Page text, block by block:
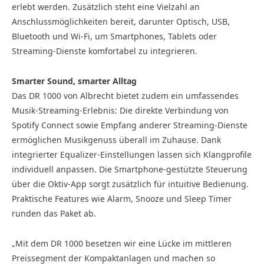
erlebt werden. Zusätzlich steht eine Vielzahl an
Anschlussmöglichkeiten bereit, darunter Optisch, USB,
Bluetooth und Wi-Fi, um Smartphones, Tablets oder
Streaming-Dienste komfortabel zu integrieren.
Smarter Sound, smarter Alltag
Das DR 1000 von Albrecht bietet zudem ein umfassendes
Musik-Streaming-Erlebnis: Die direkte Verbindung von
Spotify Connect sowie Empfang anderer Streaming-Dienste
ermöglichen Musikgenuss überall im Zuhause. Dank
integrierter Equalizer-Einstellungen lassen sich Klangprofile
individuell anpassen. Die Smartphone-gestützte Steuerung
über die Oktiv-App sorgt zusätzlich für intuitive Bedienung.
Praktische Features wie Alarm, Snooze und Sleep Timer
runden das Paket ab.
„Mit dem DR 1000 besetzen wir eine Lücke im mittleren
Preissegment der Kompaktanlagen und machen so